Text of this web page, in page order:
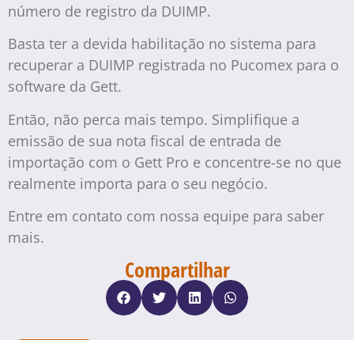
número de registro da DUIMP.
Basta ter a devida habilitação no sistema para
recuperar a DUIMP registrada no Pucomex para o
software da Gett.
Então, não perca mais tempo. Simplifique a
emissão de sua nota fiscal de entrada de
importação com o Gett Pro e concentre-se no que
realmente importa para o seu negócio.
Entre em contato com nossa equipe para saber
mais.
Compartilhar